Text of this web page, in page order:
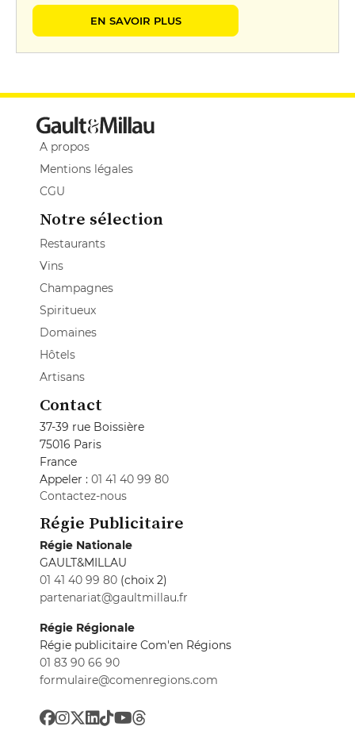
EN SAVOIR PLUS
A propos
Mentions légales
CGU
Notre sélection
Restaurants
Vins
Champagnes
Spiritueux
Domaines
Hôtels
Artisans
Contact
37-39 rue Boissière
75016 Paris
France
Appeler : 01 41 40 99 80
Contactez-nous
Régie Publicitaire
Régie Nationale
GAULT&MILLAU
01 41 40 99 80 (choix 2)
partenariat@gaultmillau.fr
Régie Régionale
Régie publicitaire Com'en Régions
01 83 90 66 90
formulaire@comenregions.com